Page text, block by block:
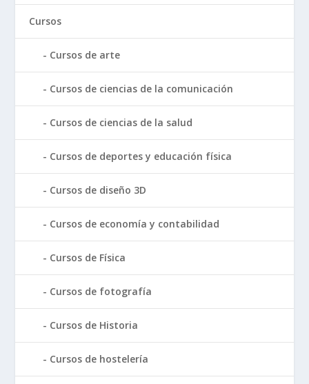
Cursos
Cursos de arte
Cursos de ciencias de la comunicación
Cursos de ciencias de la salud
Cursos de deportes y educación física
Cursos de diseño 3D
Cursos de economía y contabilidad
Cursos de Física
Cursos de fotografía
Cursos de Historia
Cursos de hostelería